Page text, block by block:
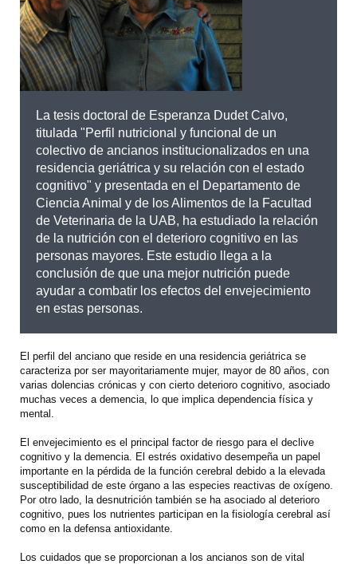
BUSCAR
La tesis doctoral de Esperanza Dudet Calvo,
titulada "Perfil nutricional y funcional de un
colectivo de ancianos institucionalizados en una
residencia geriátrica y su relación con el estado
cognitivo" y presentada en el Departamento de
Ciencia Animal y de los Alimentos de la Facultad
de Veterinaria de la UAB, ha estudiado la relación
de la nutrición con el deterioro cognitivo en las
personas mayores. Este estudio llega a la
conclusión de que una mejor nutrición puede
ayudar a combatir los efectos del envejecimiento
en estas personas.
El perfil del anciano que reside en una residencia geriátrica se
caracteriza por ser mayoritariamente mujer, mayor de 80 años, con
varias dolencias crónicas y con cierto deterioro cognitivo, asociado
muchas veces a demencia, lo que implica dependencia física y
mental.
El envejecimiento es el principal factor de riesgo para el declive
cognitivo y la demencia. El estrés oxidativo desempeña un papel
importante en la pérdida de la función cerebral debido a la elevada
susceptibilidad de este órgano a las especies reactivas de oxígeno.
Por otro lado, la desnutrición también se ha asociado al deterioro
cognitivo, pues los nutrientes participan en la fisiología cerebral así
como en la defensa antioxidante.
Los cuidados que se proporcionan a los ancianos son de vital